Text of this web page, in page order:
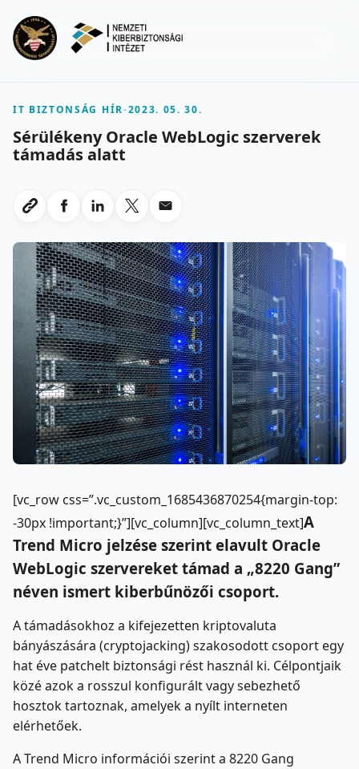
IT BIZTONSÁG HÍR-2023. 05. 30.
Sérülékeny Oracle WebLogic szerverek
támadás alatt
Link masolasa
Megosztas Facebookon
Megosztas LinkedInen
Megosztas X-en
Megosztas emailben
[vc_row css=”.vc_custom_1685436870254{margin-top:
-30px !important;}”][vc_column][vc_column_text]A
Trend Micro jelzése szerint elavult Oracle
WebLogic szervereket támad a „8220 Gang”
néven ismert kiberbűnözői csoport.
A támadásokhoz a kifejezetten kriptovaluta
bányászására (cryptojacking) szakosodott csoport egy
hat éve patchelt biztonsági rést használ ki. Célpontjaik
közé azok a rosszul konfigurált vagy sebezhető
hosztok tartoznak, amelyek a nyílt interneten
elérhetőek.
A Trend Micro információi szerint a 8220 Gang